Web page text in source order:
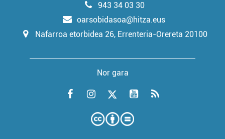
943 34 03 30
oarsobidasoa@hitza.eus
Nafarroa etorbidea 26, Errenteria-Orereta 20100
Nor gara